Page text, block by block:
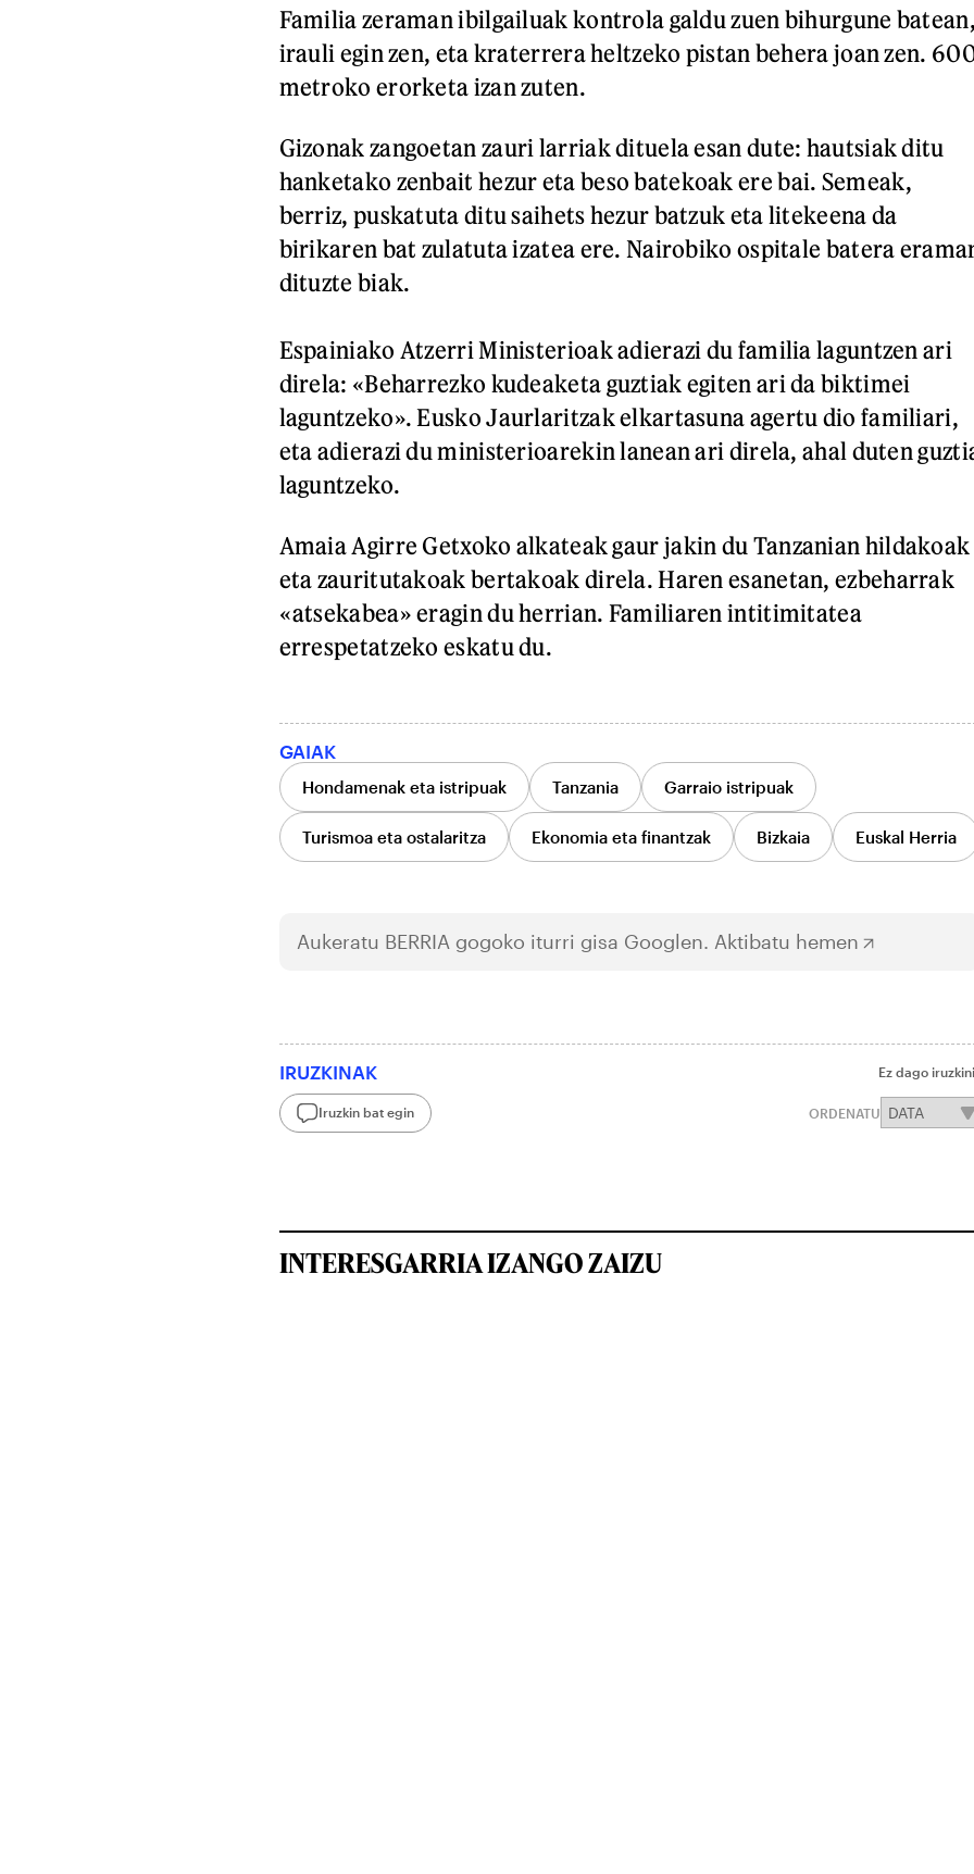
Familia zeraman ibilgailuak kontrola galdu zuen bihurgune
irauli egin zen, eta kraterrera heltzeko pistan behera joan zen.
metroko erorketa izan zuten.
Gizonak zangoetan zauri larriak dituela esan dute: hautsiak ditu
hanketako zenbait hezur eta beso batekoak ere bai. Semeak,
berriz, puskatuta ditu saihets hezur batzuk eta litekeena da
birikaren bat zulatuta izatea ere. Nairobiko ospitale batera
dituzte biak.
Espainiako Atzerri Ministerioak adierazi du familia laguntzen ari
direla: «Beharrezko kudeaketa guztiak egiten ari da biktimei
laguntzeko». Eusko Jaurlaritzak elkartasuna agertu dio familiari,
eta adierazi du ministerioarekin lanean ari direla, ahal duten
laguntzeko.
Amaia Agirre Getxoko alkateak gaur jakin du Tanzanian hildakoak
eta zauritutakoak bertakoak direla. Haren esanetan, ezbeharrak
«atsekabea» eragin du herrian. Familiaren intitimitatea
errespetatzeko eskatu du.
GAIAK
Hondamenak eta istripuak Tanzania Garraio istripuak
Turismoa eta ostalaritza Ekonomia eta finantzak Bizkaia Euskal Herria
Aukeratu BERRIA gogoko iturri gisa Googlen. Aktibatu hemen
IRUZKINAK Ez dago
Iruzkin bat egin ORDENATU
INTERESGARRIA IZANGO ZAIZU